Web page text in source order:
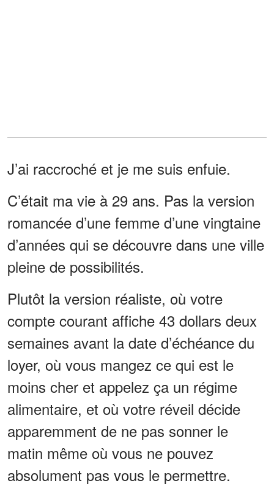
J’ai raccroché et je me suis enfuie.
C’était ma vie à 29 ans. Pas la version
romancée d’une femme d’une vingtaine
d’années qui se découvre dans une ville
pleine de possibilités.
Plutôt la version réaliste, où votre
compte courant affiche 43 dollars deux
semaines avant la date d’échéance du
loyer, où vous mangez ce qui est le
moins cher et appelez ça un régime
alimentaire, et où votre réveil décide
apparemment de ne pas sonner le
matin même où vous ne pouvez
absolument pas vous le permettre.